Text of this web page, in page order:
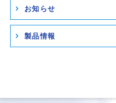
お知らせ
製品情報